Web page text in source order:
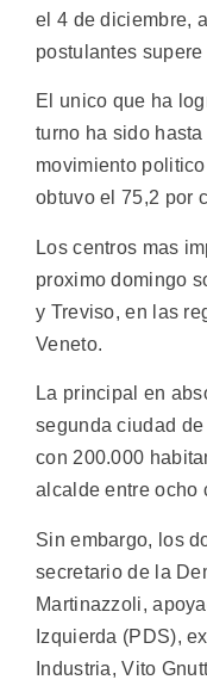
el 4 de diciembre,
postulantes
El unico que ha
turno ha sido
movimiento
obtuvo el 75,2 por
Los centros mas
proximo domingo
y Treviso, en las
Veneto.
La principal en
segunda ciudad
con 200.000
alcalde entre ocho
Sin embargo, los
secretario de la
Martinazzoli,
Izquierda (PDS),
Industria, Vito